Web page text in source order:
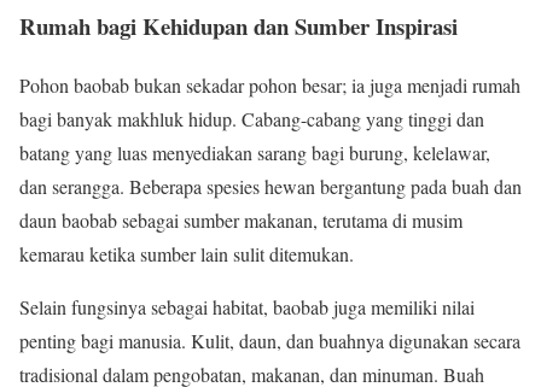
Rumah bagi Kehidupan dan Sumber Inspirasi
Pohon baobab bukan sekadar pohon besar; ia juga menjadi rumah
bagi banyak makhluk hidup. Cabang-cabang yang tinggi dan
batang yang luas menyediakan sarang bagi burung, kelelawar,
dan serangga. Beberapa spesies hewan bergantung pada buah dan
daun baobab sebagai sumber makanan, terutama di musim
kemarau ketika sumber lain sulit ditemukan.
Selain fungsinya sebagai habitat, baobab juga memiliki nilai
penting bagi manusia. Kulit, daun, dan buahnya digunakan secara
tradisional dalam pengobatan, makanan, dan minuman. Buah